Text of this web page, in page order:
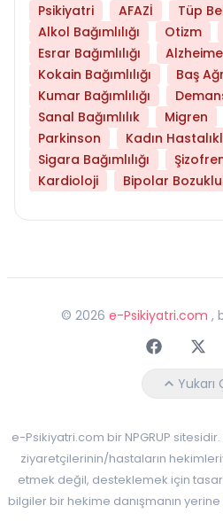
Psikiyatri AFAZİ
Tüp
Alkol Bağımlılığı
Otizm
Esrar Bağımlılığı
Kokain Bağımlılığı
Baş
Kumar Bağımlılığı
Sanal Bağımlılık
Migren
Parkinson
Kadın
Sigara Bağımlılığı
Kardioloji
Bipolar
© 2026 e-Psikiyatri.com ,
Faceebok
Yukarı
e-Psikiyatri.com bir NPGRUP
ziyaretçilerinin/hastaların
etmek değil, desteklemek için
bilgiler bir hekime danışmanın yerine